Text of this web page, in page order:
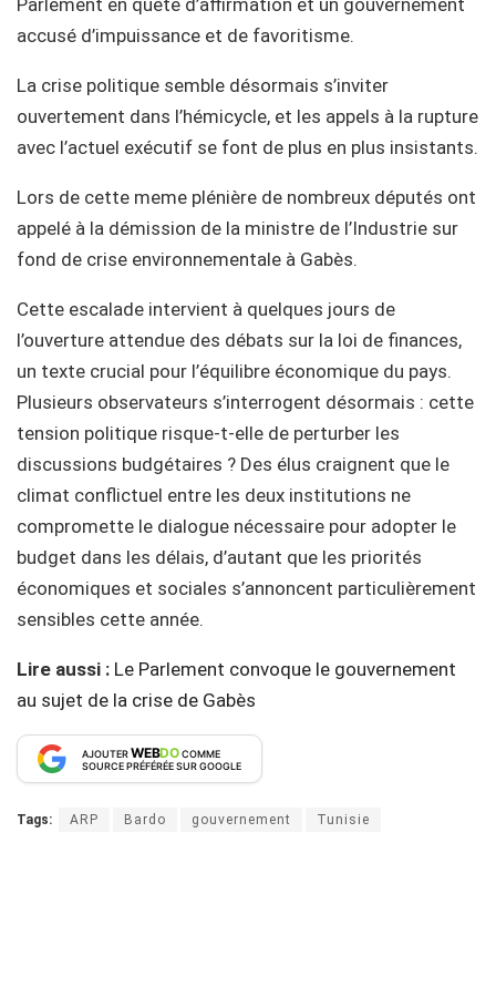
accusé d’impuissance et de favoritisme.
La crise politique semble désormais s’inviter
ouvertement dans l’hémicycle, et les appels à la rupture
avec l’actuel exécutif se font de plus en plus insistants.
Lors de cette meme plénière de nombreux députés ont
appelé à la démission de la ministre de l’Industrie sur
fond de crise environnementale à Gabès.
Cette escalade intervient à quelques jours de
l’ouverture attendue des débats sur la loi de finances,
un texte crucial pour l’équilibre économique du pays.
Plusieurs observateurs s’interrogent désormais : cette
tension politique risque-t-elle de perturber les
discussions budgétaires ? Des élus craignent que le
climat conflictuel entre les deux institutions ne
compromette le dialogue nécessaire pour adopter le
budget dans les délais, d’autant que les priorités
économiques et sociales s’annoncent particulièrement
sensibles cette année.
Lire aussi : Le Parlement convoque le gouvernement
au sujet de la crise de Gabès
AJOUTERWEBDOCOMME
SOURCE PRÉFÉRÉE SUR GOOGLE
Tags: ARP Bardo gouvernement Tunisie